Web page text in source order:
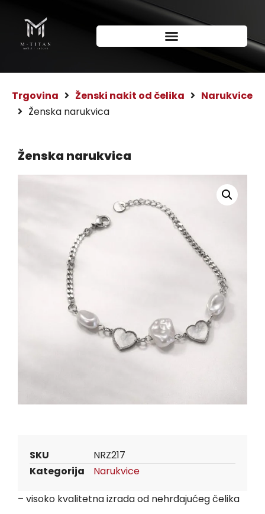
Trgovina Ženski nakit od čelika Narukvice
Ženska narukvica
Ženska narukvica
SKU NRZ217
Kategorija Narukvice
– visoko kvalitetna izrada od nehrđajućeg čelika